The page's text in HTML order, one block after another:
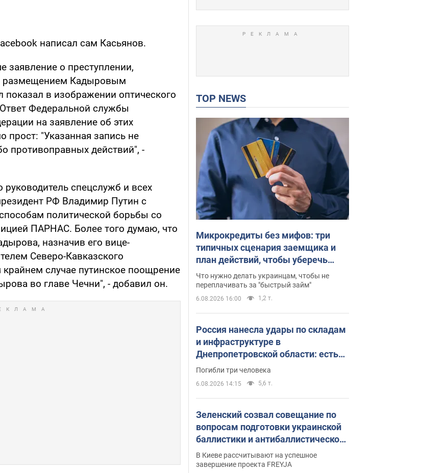
написал сам Касьянов.
заявление о преступлении,
размещением Кадыровым
в изображении оптического
Федеральной службы
на заявление об этих
прост: "Указанная запись не
противоправных действий", -
руководитель спецслужб и всех
РФ Владимир Путин с
политической борьбы со
ПАРНАС. Более того думаю, что
назначив его вице-
Северо-Кавказского
случае путинское поощрение
во главе Чечни", - добавил он.
TOP NEWS
Микрокредиты без мифов: три
типичных сценария заемщика и
план действий, чтобы уберечь
свои деньги
Что нужно делать украинцам, чтобы не
переплачивать за "быстрый займ"
6.08.2026 16:00 1,2 т.
Россия нанесла удары по складам
и инфраструктуре в
Днепропетровской области: есть
погибшие и раненые. Фото
Погибли три человека
6.08.2026 14:15 5,6 т.
Зеленский созвал совещание по
вопросам подготовки украинской
баллистики и антибаллистической
программы FREYJA: какие
решения готовятся
В Киеве рассчитывают на успешное
завершение проекта FREYJA